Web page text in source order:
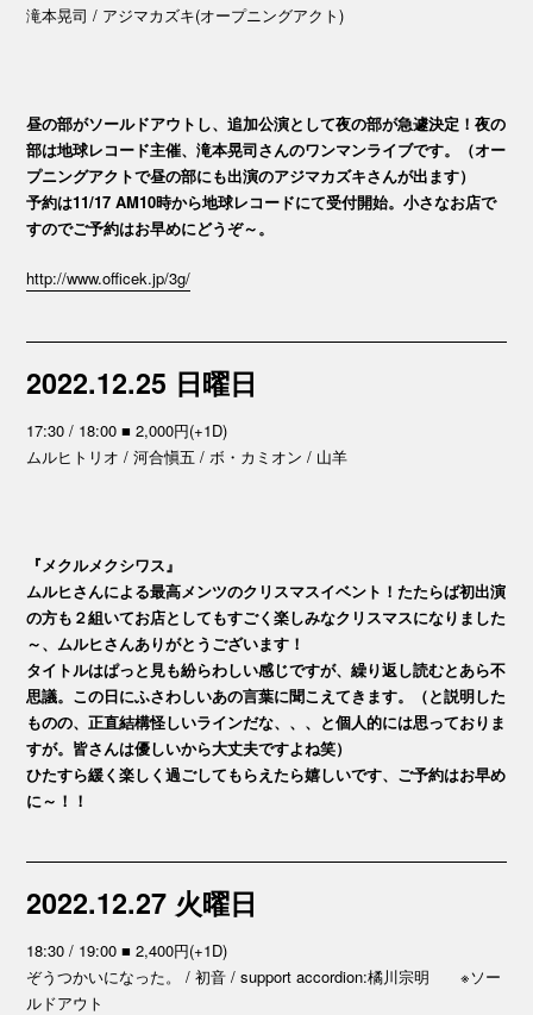
滝本晃司 / アジマカズキ(オープニングアクト)
昼の部がソールドアウトし、追加公演として夜の部が急遽決定！夜の
部は地球レコード主催、滝本晃司さんのワンマンライブです。（オー
プニングアクトで昼の部にも出演のアジマカズキさんが出ます）
予約は11/17 AM10時から地球レコードにて受付開始。小さなお店で
すのでご予約はお早めにどうぞ～。
http://www.officek.jp/3g/
2022.12.25 日曜日
17:30 / 18:00 ■ 2,000円(+1D)
ムルヒトリオ / 河合愼五 / ボ・カミオン / 山羊
『メクルメクシワス』
ムルヒさんによる最高メンツのクリスマスイベント！たたらば初出演
の方も２組いてお店としてもすごく楽しみなクリスマスになりました
～、ムルヒさんありがとうございます！
タイトルはぱっと見も紛らわしい感じですが、繰り返し読むとあら不
思議。この日にふさわしいあの言葉に聞こえてきます。（と説明した
ものの、正直結構怪しいラインだな、、、と個人的には思っておりま
すが。皆さんは優しいから大丈夫ですよね笑）
ひたすら緩く楽しく過ごしてもらえたら嬉しいです、ご予約はお早め
に～！！
2022.12.27 火曜日
18:30 / 19:00 ■ 2,400円(+1D)
ぞうつかいになった。 / 初音 / support accordion:橘川宗明 ※ソー
ルドアウト